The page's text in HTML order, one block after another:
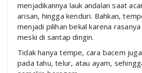
menjadikannya lauk andalan saat
arisan, hingga kenduri. Bahkan,
menjadi pilihan bekal karena
meski di santap dingin.
Tidak hanya tempe, cara bacem
pada tahu, telur, atau ayam,